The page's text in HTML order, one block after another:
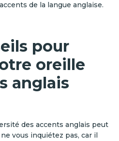
de la langue anglaise.
pour
oreille
anglais
des accents anglais peut
vous inquiétez pas, car il